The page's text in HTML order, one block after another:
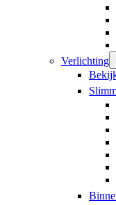
Verlichting